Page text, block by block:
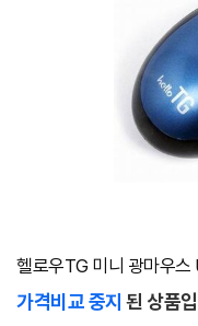
헬로우TG 미니 광마우스
가격비교 중지 된 상품